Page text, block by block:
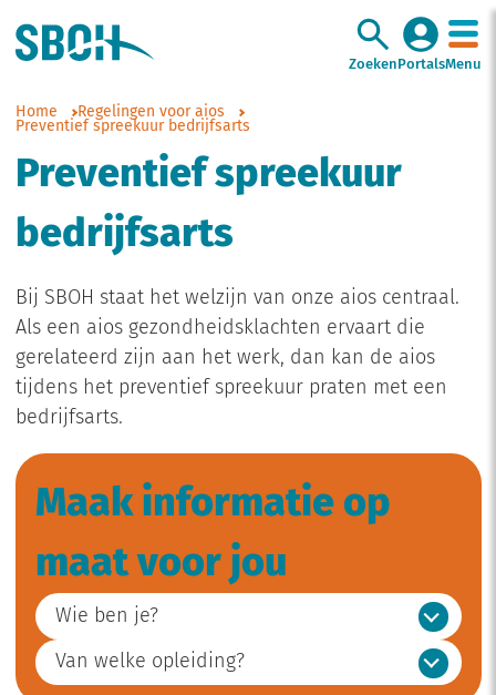
Zoeken PortalsMenu
Home
Regelingen voor aios
Preventief spreekuur bedrijfsarts
Preventief spreekuur
bedrijfsarts
Bij SBOH staat het welzijn van onze aios centraal.
Als een aios gezondheidsklachten ervaart die
gerelateerd zijn aan het werk, dan kan de aios
tijdens het preventief spreekuur praten met een
bedrijfsarts.
Maak informatie op
maat voor jou
Wie ben je?
Van welke opleiding?